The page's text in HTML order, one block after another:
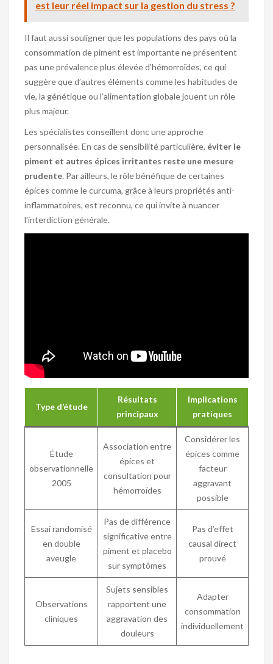
est leur réel impact sur la gestion du stress ?
Il faut aussi souligner que les populations des pays où la
consommation de piment est importante ne présentent
pas une prévalence plus élevée d’hémorroïdes, ce qui
suggère que d’autres éléments comme les habitudes de
vie, la génétique ou l’alimentation globale jouent un rôle
plus majeur.
Les spécialistes conseillent donc une approche
personnalisée. En cas de sensibilité particulière, éviter le
piment et autres épices irritantes reste une mesure
prudente. Par ailleurs, le rôle bénéfique de certaines
épices comme le curcuma, grâce à leurs propriétés anti-
inflammatoires, est reconnu, ce qui invite à nuancer
l’interdiction générale.
Type d’étude
Résultats
principaux
Implications
pratiques
Étude
observationnelle
2005
Association entre
épices et
consultation pour
hémorroïdes
Considérer les
épices comme
facteur
aggravant
possible
Essai randomisé
en double
aveugle
Pas de différence
significative entre
piment et placebo
sur symptômes
Pas d’effet
causal direct
prouvé
Observations
cliniques
Sujets sensibles
rapportent une
aggravation des
douleurs
Adapter
consommation
individuellement